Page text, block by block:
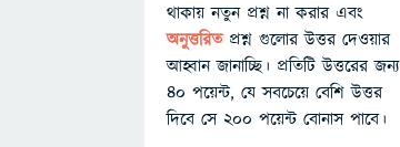
থাকায় নতুন প্রশ্ন না করার এবং
অনুত্তরিত প্রশ্ন গুলোর উত্তর দেওয়ার
আহ্বান জানাচ্ছি। প্রতিটি উত্তরের জন্য
৪০ পয়েন্ট, যে সবচেয়ে বেশি উত্তর
দিবে সে ২০০ পয়েন্ট বোনাস পাবে।